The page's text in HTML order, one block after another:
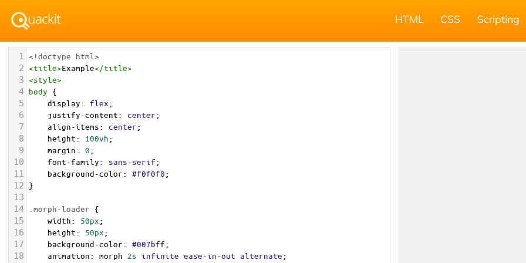
HTML CSS Scripting
1 <!doctype html>
2 <title>Example</title>
3 <style>
4 body {
5 display: flex;
6 justify-content: center;
7 align-items: center;
8 height: 100vh;
9 margin: 0;
10 font-family: sans-serif;
11 background-color: #f0f0f0;
12 }
13
14
.morph-loader {
15 width: 50px;
16 height: 50px;
17 background-color: #007bff;
18 animation: morph 2s infinite ease-in-out alternate;